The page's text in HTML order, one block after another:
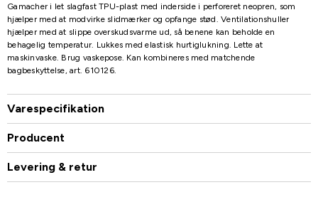
Gamacher i let slagfast TPU-plast med inderside i perforeret neopren, som
hjælper med at modvirke slidmærker og opfange stød. Ventilationshuller
hjælper med at slippe overskudsvarme ud, så benene kan beholde en
behagelig temperatur. Lukkes med elastisk hurtiglukning. Lette at
maskinvaske. Brug vaskepose. Kan kombineres med matchende
bagbeskyttelse, art. 610126.
Varespecifikation
Producent
Levering & retur